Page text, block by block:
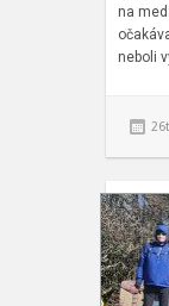
na
neboli